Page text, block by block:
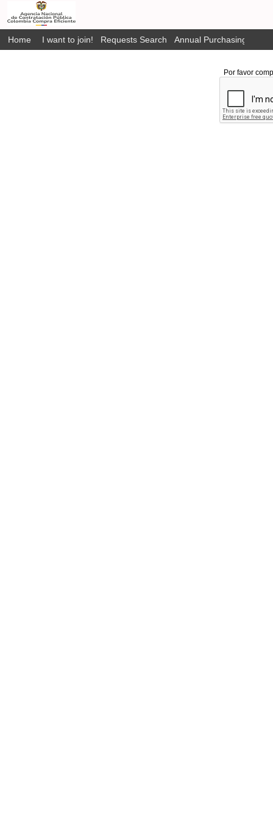
Home I want to join! Requests Search Annual Purchasing Plan
Por favor